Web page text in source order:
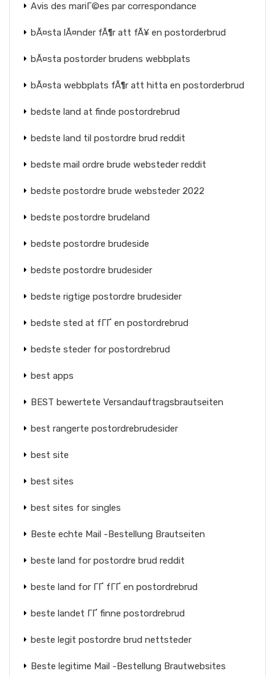
Avis des mariГ©es par correspondance
bÃ¤sta lÃ¤nder fÃ¶r att fÃ¥ en postorderbrud
bÃ¤sta postorder brudens webbplats
bÃ¤sta webbplats fÃ¶r att hitta en postorderbrud
bedste land at finde postordrebrud
bedste land til postordre brud reddit
bedste mail ordre brude websteder reddit
bedste postordre brude websteder 2022
bedste postordre brudeland
bedste postordre brudeside
bedste postordre brudesider
bedste rigtige postordre brudesider
bedste sted at fГҐ en postordrebrud
bedste steder for postordrebrud
best apps
BEST bewertete Versandauftragsbrautseiten
best rangerte postordrebrudesider
best site
best sites
best sites for singles
Beste echte Mail -Bestellung Brautseiten
beste land for postordre brud reddit
beste land for ГҐ fГҐ en postordrebrud
beste landet ГҐ finne postordrebrud
beste legit postordre brud nettsteder
Beste legitime Mail -Bestellung Brautwebsites